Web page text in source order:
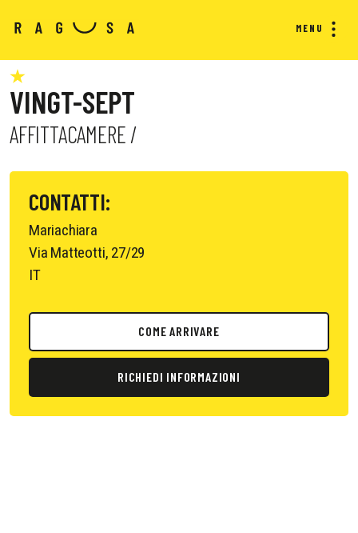
MENU
VINGT-SEPT
AFFITTACAMERE /
CONTATTI:
Mariachiara
Via Matteotti, 27/29
IT
COME ARRIVARE
RICHIEDI INFORMAZIONI